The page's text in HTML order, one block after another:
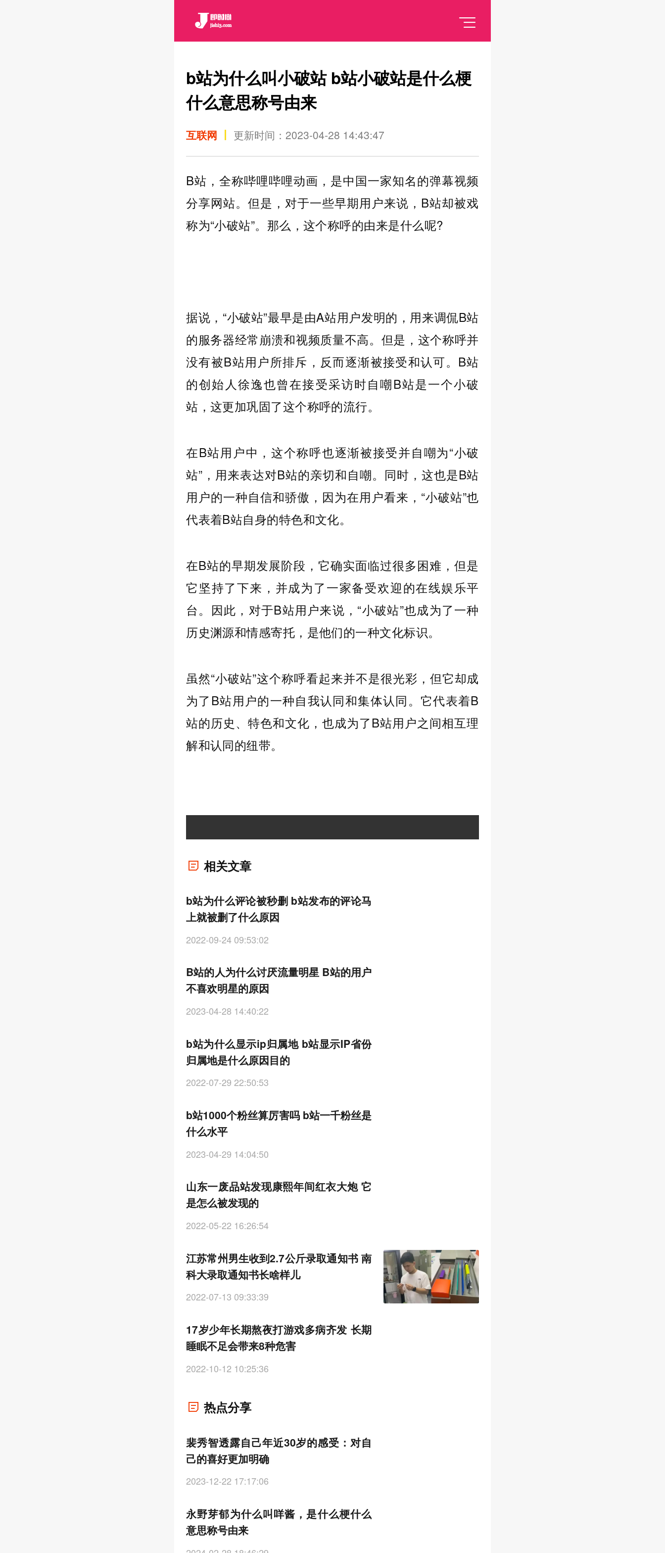
b站为什么叫小破站 b站小破站是什么梗
什么意思称号由来
互联网 更新时间：2023-04-28 14:43:47
B站，全称哔哩哔哩动画，是中国一家知名的弹幕视频
分享网站。但是，对于一些早期用户来说，B站却被戏
称为“小破站”。那么，这个称呼的由来是什么呢?
据说，“小破站”最早是由A站用户发明的，用来调侃B站
的服务器经常崩溃和视频质量不高。但是，这个称呼并
没有被B站用户所排斥，反而逐渐被接受和认可。B站
的创始人徐逸也曾在接受采访时自嘲B站是一个小破
站，这更加巩固了这个称呼的流行。
在B站用户中，这个称呼也逐渐被接受并自嘲为“小破
站”，用来表达对B站的亲切和自嘲。同时，这也是B站
用户的一种自信和骄傲，因为在用户看来，“小破站”也
代表着B站自身的特色和文化。
在B站的早期发展阶段，它确实面临过很多困难，但是
它坚持了下来，并成为了一家备受欢迎的在线娱乐平
台。因此，对于B站用户来说，“小破站”也成为了一种
历史渊源和情感寄托，是他们的一种文化标识。
虽然“小破站”这个称呼看起来并不是很光彩，但它却成
为了B站用户的一种自我认同和集体认同。它代表着B
站的历史、特色和文化，也成为了B站用户之间相互理
解和认同的纽带。
相关文章
b站为什么评论被秒删 b站发布的评论马
上就被删了什么原因
2022-09-24 09:53:02
B站的人为什么讨厌流量明星 B站的用户
不喜欢明星的原因
2023-04-28 14:40:22
b站为什么显示ip归属地 b站显示IP省份
归属地是什么原因目的
2022-07-29 22:50:53
b站1000个粉丝算厉害吗 b站一千粉丝是
什么水平
2023-04-29 14:04:50
山东一废品站发现康熙年间红衣大炮 它
是怎么被发现的
2022-05-22 16:26:54
江苏常州男生收到2.7公斤录取通知书 南
科大录取通知书长啥样儿
2022-07-13 09:33:39
17岁少年长期熬夜打游戏多病齐发 长期
睡眠不足会带来8种危害
2022-10-12 10:25:36
热点分享
裴秀智透露自己年近30岁的感受：对自
己的喜好更加明确
2023-12-22 17:17:06
永野芽郁为什么叫咩酱，是什么梗什么
意思称号由来